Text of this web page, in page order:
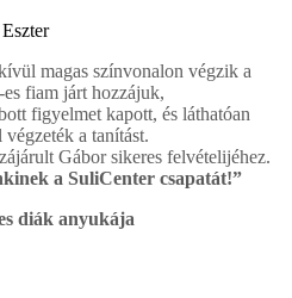
Eszter
magas színvonalon végzik a
fiam járt hozzájuk,
figyelmet kapott, és láthatóan
a tanítást.
Gábor sikeres felvételijéhez.
a SuliCenter csapatát!”
diák anyukája